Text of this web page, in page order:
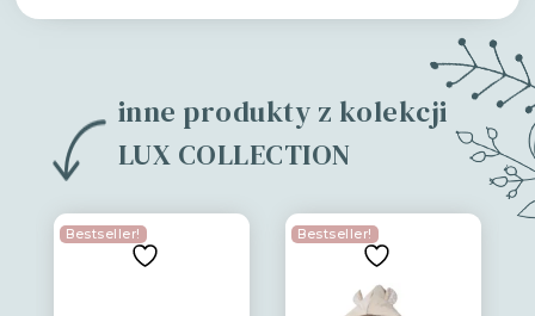
inne produkty z kolekcji
LUX COLLECTION
Bestseller! Bestseller!